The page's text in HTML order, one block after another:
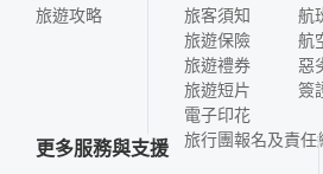
旅遊攻略
旅客須知
旅遊保險
旅遊禮券
旅遊短片
電子印花
航
航
惡
簽
旅行團報名及責任
更多服務與支援